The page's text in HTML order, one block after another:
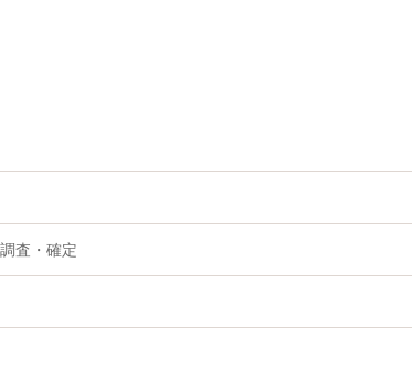
査・確定